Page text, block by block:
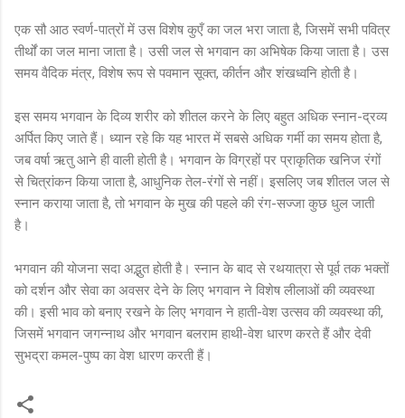
एक सौ आठ स्वर्ण-पात्रों में उस विशेष कुएँ का जल भरा जाता है, जिसमें सभी पवित्र
तीर्थों का जल माना जाता है। उसी जल से भगवान का अभिषेक किया जाता है। उस
समय वैदिक मंत्र, विशेष रूप से पवमान सूक्त, कीर्तन और शंखध्वनि होती है।
इस समय भगवान के दिव्य शरीर को शीतल करने के लिए बहुत अधिक स्नान-द्रव्य
अर्पित किए जाते हैं। ध्यान रहे कि यह भारत में सबसे अधिक गर्मी का समय होता है,
जब वर्षा ऋतु आने ही वाली होती है। भगवान के विग्रहों पर प्राकृतिक खनिज रंगों
से चित्रांकन किया जाता है, आधुनिक तेल-रंगों से नहीं। इसलिए जब शीतल जल से
स्नान कराया जाता है, तो भगवान के मुख की पहले की रंग-सज्जा कुछ धुल जाती
है।
भगवान की योजना सदा अद्भुत होती है। स्नान के बाद से रथयात्रा से पूर्व तक भक्तों
को दर्शन और सेवा का अवसर देने के लिए भगवान ने विशेष लीलाओं की व्यवस्था
की। इसी भाव को बनाए रखने के लिए भगवान ने हाती-वेश उत्सव की व्यवस्था की,
जिसमें भगवान जगन्नाथ और भगवान बलराम हाथी-वेश धारण करते हैं और देवी
सुभद्रा कमल-पुष्प का वेश धारण करती हैं।